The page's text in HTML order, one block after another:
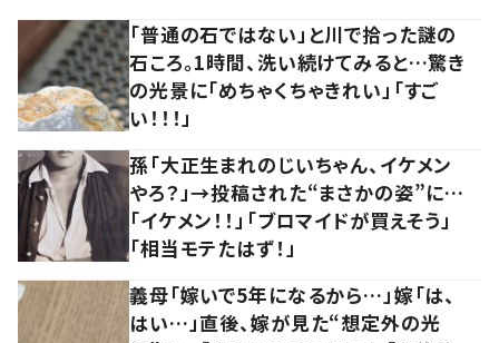
「普通の石ではない」と川で拾った謎の
石ころ。1時間、洗い続けてみると…驚き
の光景に「めちゃくちゃきれい」「すご
い！！！」
孫「大正生まれのじいちゃん、イケメン
やろ？」→投稿された“まさかの姿”に…
「イケメン！！」「ブロマイドが買えそう」
「相当モテたはず！」
義母「嫁いで5年になるから…」嫁「は、
はい…」直後、嫁が見た“想定外の光